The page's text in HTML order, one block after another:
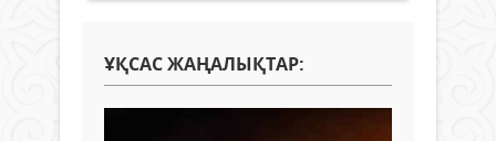
ҰҚСАС ЖАҢАЛЫҚТАР: